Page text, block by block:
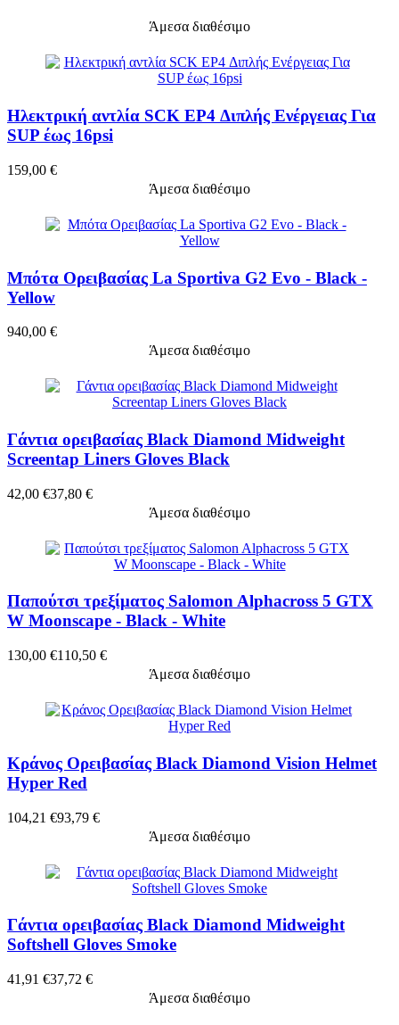
Άμεσα διαθέσιμο
Ηλεκτρική αντλία SCK EP4 Διπλής Ενέργειας Για
SUP έως 16psi
159,00 €
Άμεσα διαθέσιμο
Μπότα Ορειβασίας La Sportiva G2 Evo - Black -
Yellow
940,00 €
Άμεσα διαθέσιμο
Γάντια ορειβασίας Βlack Diamond Midweight
Screentap Liners Gloves Black
42,00 €37,80 €
Άμεσα διαθέσιμο
Παπούτσι τρεξίματος Salomon Alphacross 5 GTX
W Moonscape - Black - White
130,00 €110,50 €
Άμεσα διαθέσιμο
Κράνος Ορειβασίας Black Diamond Vision Helmet
Hyper Red
104,21 €93,79 €
Άμεσα διαθέσιμο
Γάντια ορειβασίας Βlack Diamond Midweight
Softshell Gloves Smoke
41,91 €37,72 €
Άμεσα διαθέσιμο